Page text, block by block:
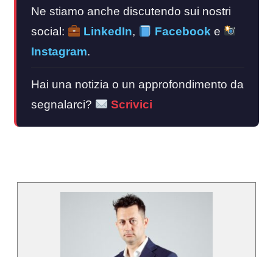
Ne stiamo anche discutendo sui nostri
social:
LinkedIn, Facebook e
Instagram.
Hai una notizia o un approfondimento da
segnalarci?
Scrivici